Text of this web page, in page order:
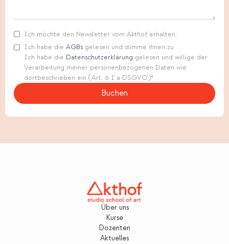
Ich möchte den Newsletter vom Akthof erhalten.
Ich habe die AGBs gelesen und stimme ihnen zu.
Ich habe die Datenschutzerklärung gelesen und willige der
Verarbeitung meiner personenbezogenen Daten wie
dortbeschrieben ein (Art. 6 I a DSGVO)*
Über uns
Kurse
Dozenten
Aktuelles